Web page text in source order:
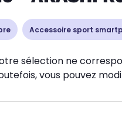
Accessoire sport
sélection ne
vous pouvez